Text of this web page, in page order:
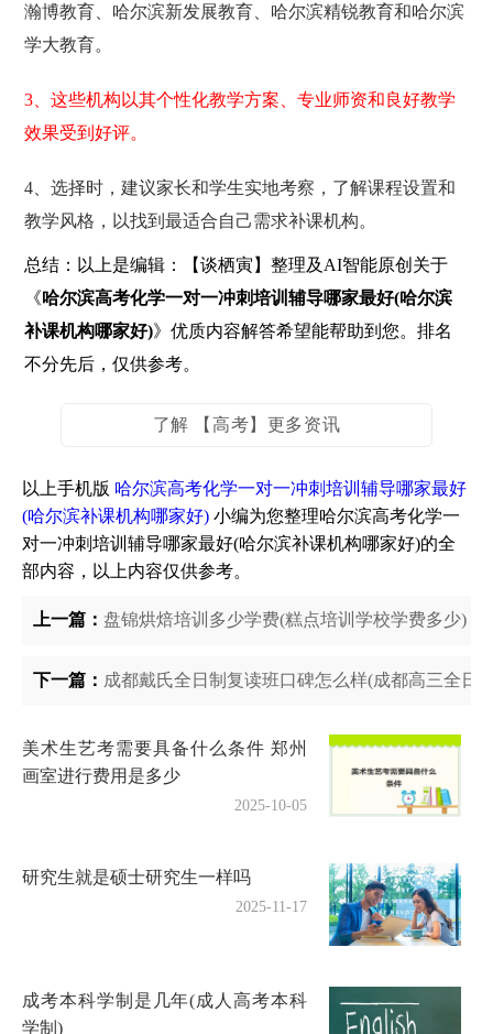
瀚博教育、哈尔滨新发展教育、哈尔滨精锐教育和哈尔滨
学大教育。
3、这些机构以其个性化教学方案、专业师资和良好教学
效果受到好评。
4、选择时，建议家长和学生实地考察，了解课程设置和
教学风格，以找到最适合自己需求补课机构。
总结：以上是编辑：【谈栖寅】整理及AI智能原创关于
《哈尔滨高考化学一对一冲刺培训辅导哪家最好(哈尔滨
补课机构哪家好)》优质内容解答希望能帮助到您。排名
不分先后，仅供参考。
了解 【高考】更多资讯
以上手机版 哈尔滨高考化学一对一冲刺培训辅导哪家最好
(哈尔滨补课机构哪家好) 小编为您整理哈尔滨高考化学一
对一冲刺培训辅导哪家最好(哈尔滨补课机构哪家好)的全
部内容，以上内容仅供参考。
上一篇： 盘锦烘焙培训多少学费(糕点培训学校学费多少)
下一篇： 成都戴氏全日制复读班口碑怎么样(成都高三全日
美术生艺考需要具备什么条件 郑州
画室进行费用是多少
2025-10-05
研究生就是硕士研究生一样吗
2025-11-17
成考本科学制是几年(成人高考本科
学制)